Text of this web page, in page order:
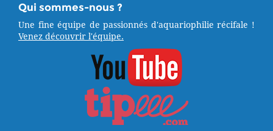
Qui sommes-nous ?
Une fine équipe de passionnés d'aquariophilie récifale !
Venez découvrir l'équipe.